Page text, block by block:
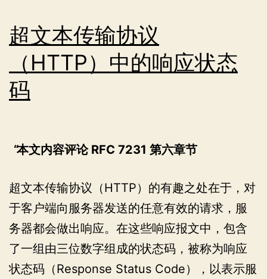
（SSML）
优
化
成
量
超文本传输协议
（HTTP）中的响应状态
码
本文内容评论 RFC 7231 第六章节
超文本传输协议（HTTP）的有趣之处在于，对
于客户端向服务器发送的任意有效的请求，服
务器都会做出响应。在这些响应报文中，包含
了一组由三位数字组成的状态码，被称为响应
状态码（Response Status Code），以表示服